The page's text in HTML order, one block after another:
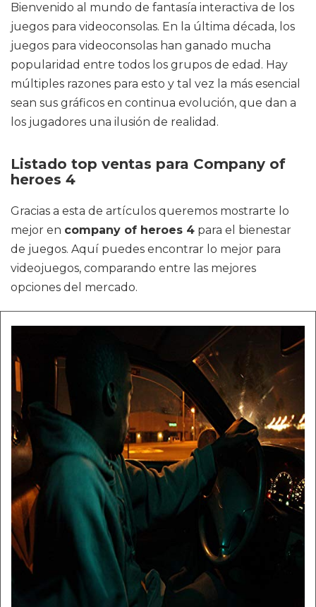
Bienvenido al mundo de fantasía interactiva de los
juegos para videoconsolas. En la última década, los
juegos para videoconsolas han ganado mucha
popularidad entre todos los grupos de edad. Hay
múltiples razones para esto y tal vez la más esencial
sean sus gráficos en continua evolución, que dan a
los jugadores una ilusión de realidad.
Listado top ventas para Company of
heroes 4
Gracias a esta de artículos queremos mostrarte lo
mejor en company of heroes 4 para el bienestar
de juegos. Aquí puedes encontrar lo mejor para
videojuegos, comparando entre las mejores
opciones del mercado.